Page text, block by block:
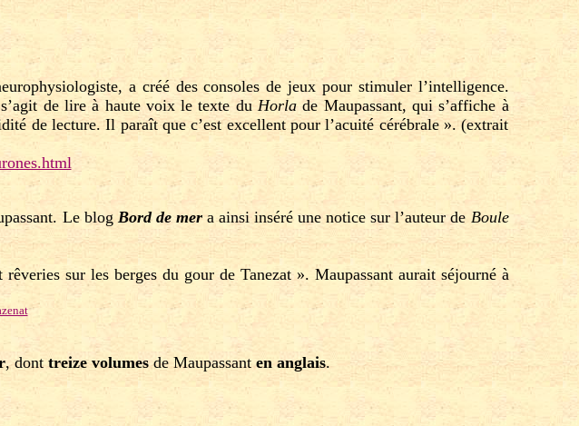
a créé des consoles de jeux pour stimuler l’intelligence.
de lire à haute voix le texte duHorla de Maupassant, qui s’affiche à
de lecture. Il paraît que c’est excellent pour l’acuité cérébrale ». (extrait
Le blogBord de mera ainsi inséré une notice sur l’auteur de Boule
sur les berges du gour de Tanezat ». Maupassant aurait séjourné à
, donttreize volumesde Maupassanten anglais.